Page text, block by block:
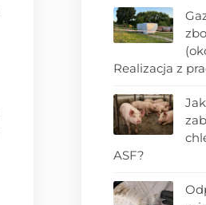
Realizacja z
Jak
ASF?